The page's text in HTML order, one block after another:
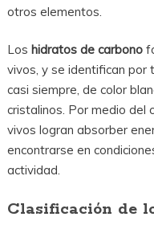
otros elementos.
Los hidratos de carbono
vivos, y se identifican por
casi siempre, de color
cristalinos. Por medio del
vivos logran absorber
encontrarse en
actividad.
Clasificación de